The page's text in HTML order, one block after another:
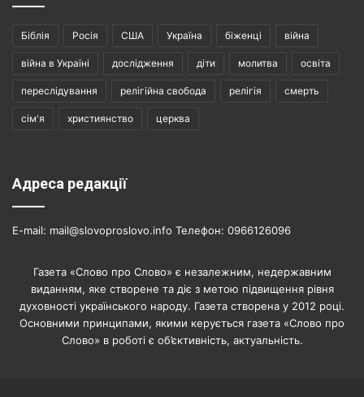
Біблія Росія США Україна біженці війна
війна в Україні дослідження діти молитва освіта
переслідування релігійна свобода релігія смерть
сім'я християнство церква
Адреса редакції
E-mail: mail@slovoproslovo.info Телефон: 0966126096
Газета «Слово про Слово» є незалежним, недержавним
виданням, яке створене та діє з метою підвищення рівня
духовності українського народу. Газета створена у 2012 році.
Основними принципами, якими керується газета «Слово про
Слово» в роботі є об’єктивність, актуальність.